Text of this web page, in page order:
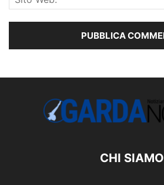
CHI SIAMO